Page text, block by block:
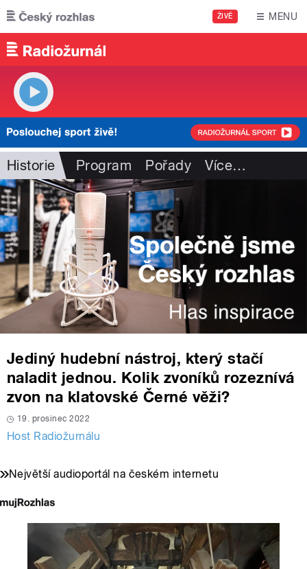
Přejít k hlavnímu obsahu
ŽIVĚ MENU
Historie Program Pořady Více…
Jediný hudební nástroj, který stačí
naladit jednou. Kolik zvoníků rozeznívá
zvon na klatovské Černé věži?
19. prosinec 2022
Host Radiožurnálu
Největší audioportál na českém internetu